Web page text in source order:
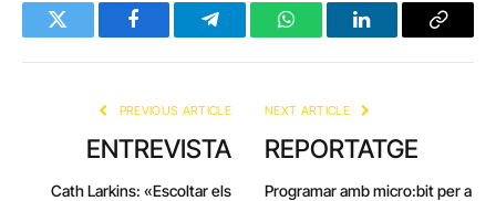
Twitter FacebookTelegramWhatsAppLinkedInCopy
PREVIOUS ARTICLE
ENTREVISTA
Cath Larkins: «Escoltar els
NEXT ARTICLE
REPORTATGE
Programar amb micro:bit per a